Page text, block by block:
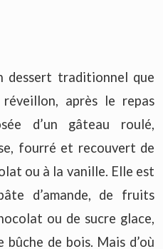
dessert traditionnel que
après le repas
d’un gâteau roulé,
fourré et recouvert de
ou à la vanille. Elle est
d’amande, de fruits
ou de sucre glace,
bûche de bois. Mais d’où